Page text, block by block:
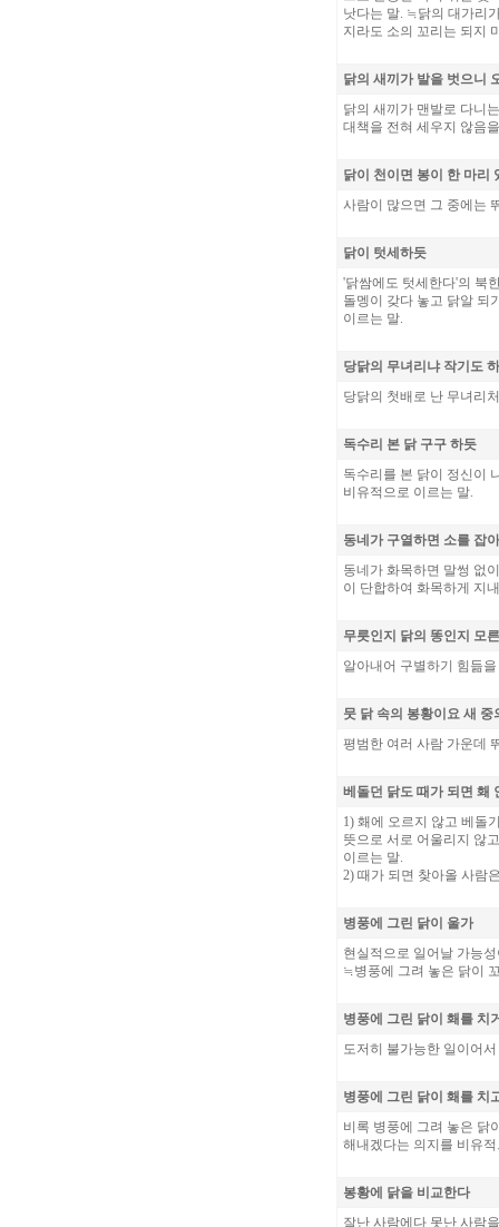
낫다는 말. ≒닭의 대가리
지라도 소의 꼬리는 되지
닭의 새끼가 발을 벗으니
닭의 새끼가 맨발로 다니
대책을 전혀 세우지 않음
닭이 천이면 봉이 한 마리
사람이 많으면 그 중에는
닭이 텃세하듯
'닭쌈에도 텃세한다'의 북
돌멩이 갖다 놓고 닭알 되
이르는 말.
당닭의 무녀리냐 작기도
당닭의 첫배로 난 무녀리
독수리 본 닭 구구 하듯
독수리를 본 닭이 정신이
비유적으로 이르는 말.
동네가 구열하면 소를 잡
동네가 화목하면 말썽 없
이 단합하여 화목하게 지
무릇인지 닭의 똥인지 모
알아내어 구별하기 힘듦
뭇 닭 속의 봉황이요 새 중
평범한 여러 사람 가운데
베돌던 닭도 때가 되면 홰
1) 홰에 오르지 않고 베돌
뜻으로 서로 어울리지 않
이르는 말.
2) 때가 되면 찾아올 사람
병풍에 그린 닭이 울가
현실적으로 일어날 가능
≒병풍에 그려 놓은 닭이
병풍에 그린 닭이 홰를 치
도저히 불가능한 일이어
병풍에 그린 닭이 홰를 치
비록 병풍에 그려 놓은 닭
해내겠다는 의지를 비유
봉황에 닭을 비교한다
잘난 사람에다 못난 사람